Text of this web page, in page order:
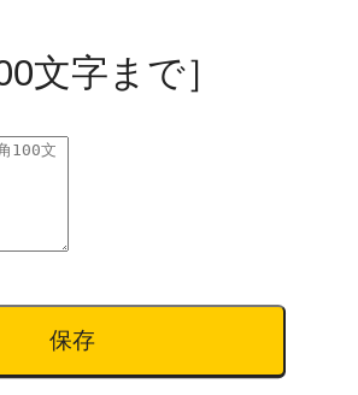
文字まで］
保存